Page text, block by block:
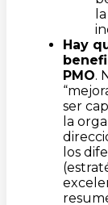
Hay
PMO.
ser
la
los